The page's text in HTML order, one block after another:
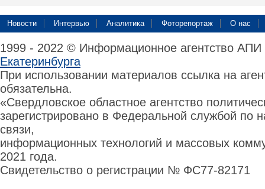
Новости Интервью Аналитика Фоторепортаж О нас
1999 - 2022 © Информационное агентство
Екатеринбурга
При использовании материалов ссылка на
обязательна.
«Свердловское областное агентство
зарегистрировано в Федеральной службой по
связи,
информационных технологий и массовых
2021 года.
Свидетельство о регистрации № ФС77-82171